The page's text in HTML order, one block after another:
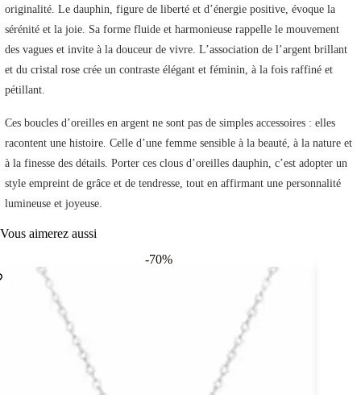
originalité. Le dauphin, figure de liberté et d’énergie positive, évoque la
sérénité et la joie. Sa forme fluide et harmonieuse rappelle le mouvement
des vagues et invite à la douceur de vivre. L’association de l’argent brillant
et du cristal rose crée un contraste élégant et féminin, à la fois raffiné et
pétillant.
Ces boucles d’oreilles en argent ne sont pas de simples accessoires : elles
racontent une histoire. Celle d’une femme sensible à la beauté, à la nature et
à la finesse des détails. Porter ces clous d’oreilles dauphin, c’est adopter un
style empreint de grâce et de tendresse, tout en affirmant une personnalité
lumineuse et joyeuse.
Vous aimerez aussi
-70%